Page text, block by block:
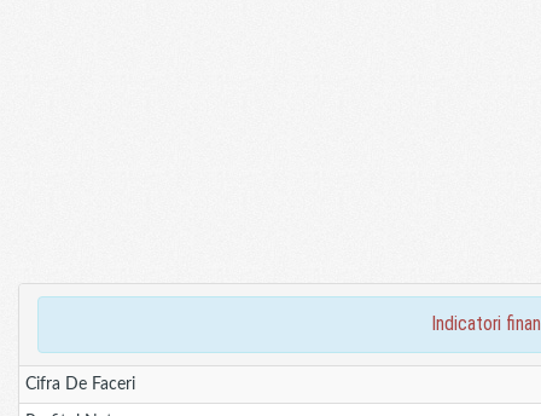
indicatori
Cifra De Faceri